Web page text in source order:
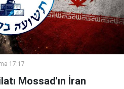
17:17
Mossad'ın İran